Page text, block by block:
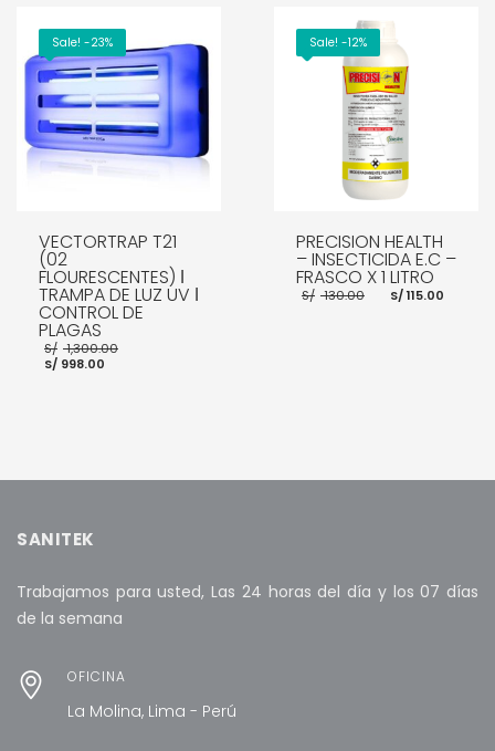
AÑADIR AL CARRITO AÑADIR AL CARRITO
Sale! -23%
VECTORTRAP T21
(02
FLOURESCENTES) ǀ
TRAMPA DE LUZ UV ǀ
CONTROL DE
PLAGAS
S/ 1,300.00
S/ 998.00
Sale! -12%
PRECISION HEALTH
– INSECTICIDA E.C –
FRASCO X 1 LITRO
S/ 130.00 El
precio
S/115.00
SANITEK
Trabajamos para usted, Las 24 horas del día y los 07 días
de la semana
OFICINA
La Molina, Lima - Perú